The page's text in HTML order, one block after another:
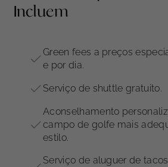
Incluem
Green fees a preços
e por dia.
Serviço de shuttle gratuito.
Aconselhamento
campo de golfe mais
estilo.
Serviço de aluguer de